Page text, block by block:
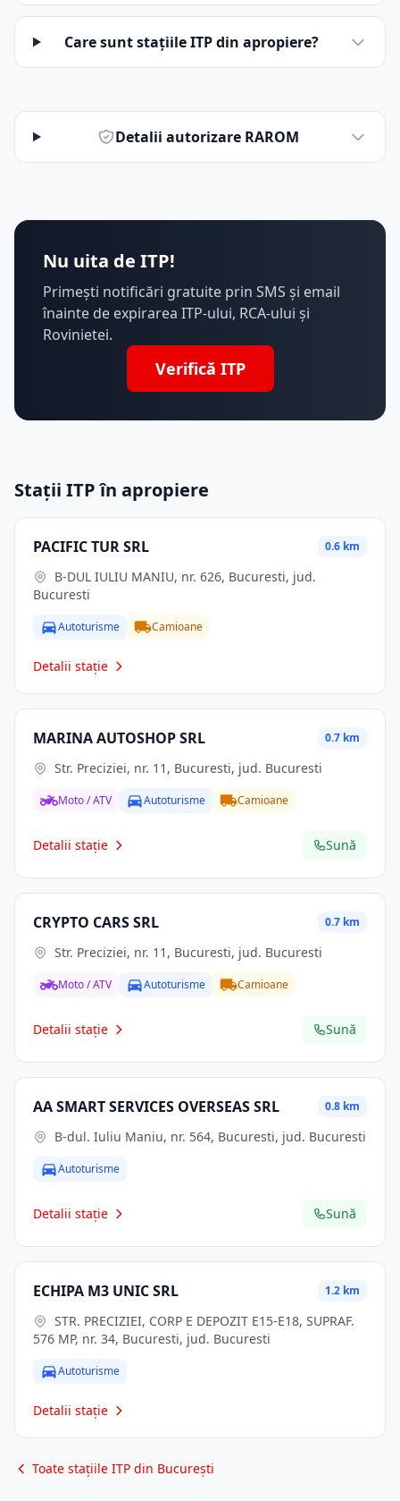
Care sunt stațiile ITP din apropiere?
Detalii autorizare RAROM
Nu uita de ITP!
Primești notificări gratuite prin SMS și email
înainte de expirarea ITP-ului, RCA-ului și
Rovinietei.
Verifică ITP
Stații ITP în apropiere
PACIFIC TUR SRL 0.6 km
Bucuresti
Autoturisme Camioane
Detalii stație
MARINA AUTOSHOP SRL 0.7 km
Str. Preciziei, nr. 11, Bucuresti, jud. Bucuresti
Moto / ATV Autoturisme Camioane
Detalii stație Sună
CRYPTO CARS SRL 0.7 km
Str. Preciziei, nr. 11, Bucuresti, jud. Bucuresti
Moto / ATV Autoturisme Camioane
Detalii stație Sună
AA SMART SERVICES OVERSEAS SRL 0.8 km
B-dul. Iuliu Maniu, nr. 564, Bucuresti, jud. Bucuresti
Autoturisme
Detalii stație Sună
ECHIPA M3 UNIC SRL 1.2 km
576 MP, nr. 34, Bucuresti, jud. Bucuresti
Autoturisme
Detalii stație
Toate stațiile ITP din București